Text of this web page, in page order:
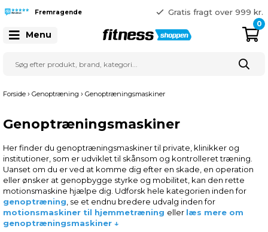
41 128 128
Fremragende
Menu
0
Forside › Genoptræning › Genoptræningsmaskiner
Genoptræningsmaskiner
Her finder du genoptræningsmaskiner til private, klinikker og
institutioner, som er udviklet til skånsom og kontrolleret træning.
Uanset om du er ved at komme dig efter en skade, en operation
eller ønsker at genopbygge styrke og mobilitet, kan den rette
motionsmaskine hjælpe dig. Udforsk hele kategorien inden for
genoptræning , se et endnu bredere udvalg inden for
motionsmaskiner til hjemmetræning eller læs mere om
genoptræningsmaskiner ↓